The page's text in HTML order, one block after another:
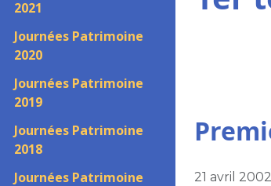
2021
Journées Patrimoine
2020
Journées Patrimoine
2019
Journées Patrimoine
2018
Journées Patrimoine
21 avril 2002